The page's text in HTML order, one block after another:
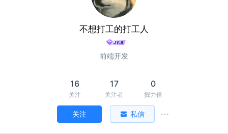
不想打工的打工人
前端开发
16
关注
17
关注者
0
掘力值
关注 私信